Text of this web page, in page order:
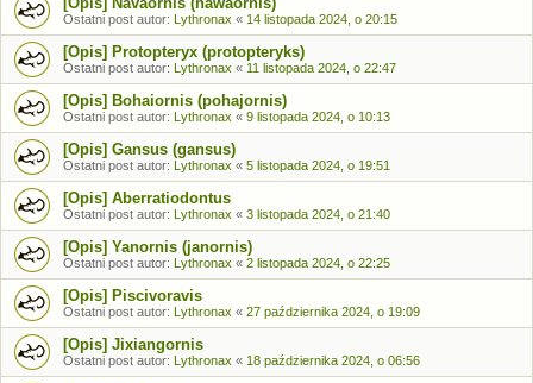
Ostatni post autor: Lythronax « 14 listopada 2024, o 20:15
[Opis] Protopteryx (protopteryks)
Ostatni post autor: Lythronax « 11 listopada 2024, o 22:47
[Opis] Bohaiornis (pohajornis)
Ostatni post autor: Lythronax « 9 listopada 2024, o 10:13
[Opis] Gansus (gansus)
Ostatni post autor: Lythronax « 5 listopada 2024, o 19:51
[Opis] Aberratiodontus
Ostatni post autor: Lythronax « 3 listopada 2024, o 21:40
[Opis] Yanornis (janornis)
Ostatni post autor: Lythronax « 2 listopada 2024, o 22:25
[Opis] Piscivoravis
Ostatni post autor: Lythronax « 27 października 2024, o 19:09
[Opis] Jixiangornis
Ostatni post autor: Lythronax « 18 października 2024, o 06:56